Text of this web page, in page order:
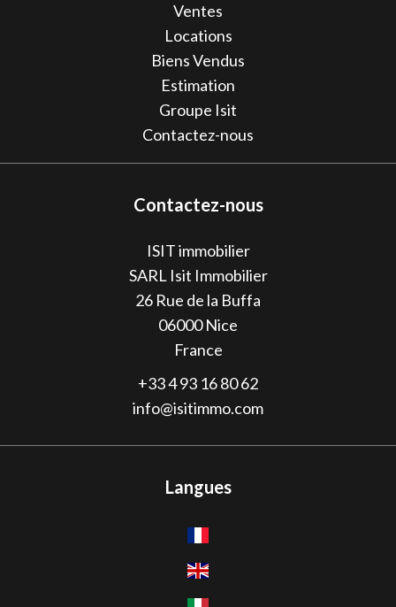
Ventes
Locations
Biens Vendus
Estimation
Groupe Isit
Contactez-nous
Contactez-nous
ISIT immobilier
SARL Isit Immobilier
26 Rue de la Buffa
06000Nice
France
+33 4 93 16 80 62
info@isitimmo.com
Langues